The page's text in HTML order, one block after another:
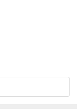
식들, 우주와 인간에
우울한 세계관에 영혼
의 다의적인 패배와 승
존재에 대해 다시금
비 딕의 대결은 자연의
게 하고, 그때 그 바다
다.